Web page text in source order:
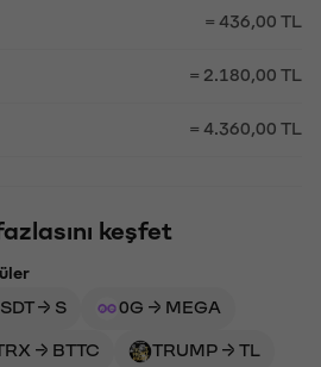
= 436,00 TL
= 2.180,00 TL
= 4.360,00 TL
keşfet
→ S 0G → MEGA
→ BTTC TRUMP → TL